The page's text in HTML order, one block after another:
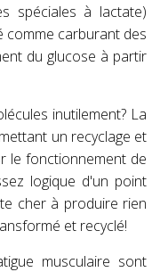
spéciales à lactate)
comme carburant des
du glucose à partir
inutilement? La
un recyclage et
le fonctionnement de
logique d'un point
cher à produire rien
et recyclé!
musculaire sont